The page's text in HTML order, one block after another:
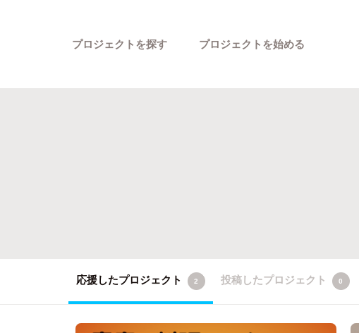
プロジェクトを探す プロジェクトを始める
応援したプロジェクト 2 投稿したプロジェクト 0